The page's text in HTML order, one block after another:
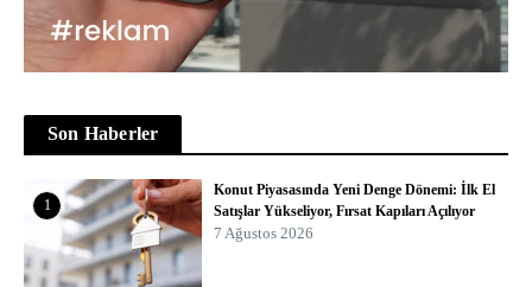
Son Haberler
1
Konut Piyasasında Yeni Denge Dönemi: İlk El
Satışlar Yükseliyor, Fırsat Kapıları Açılıyor
7 Ağustos 2026